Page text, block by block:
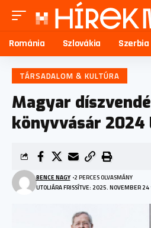
Románia Szlovákia Szerbia
TÁRSADALOM & KULTÚRA
Magyar
könyvvásár 2024
UTOLJÁRA FRISSÍTVE: 2025. NOVEMBER
BENCE NAGY 2 PERCES OLVASMÁNY